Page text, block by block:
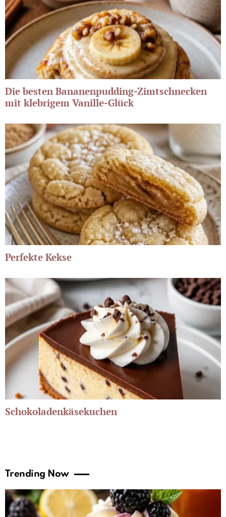
Die besten Bananenpudding-Zimtschnecken
mit klebrigem Vanille-Glück
Perfekte Kekse
Schokoladenkäsekuchen
Trending Now